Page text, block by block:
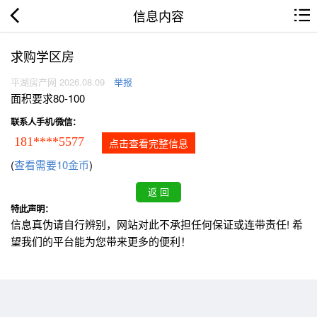
信息内容
求购学区房
平湖房产网 2026.08.09 举报
面积要求80-100
联系人手机/微信：
181****5577 点击查看完整信息
(查看需要10金币)
特此声明：
信息真伪请自行辨别，网站对此不承担任何保证或连带责任! 希
望我们的平台能为您带来更多的便利！